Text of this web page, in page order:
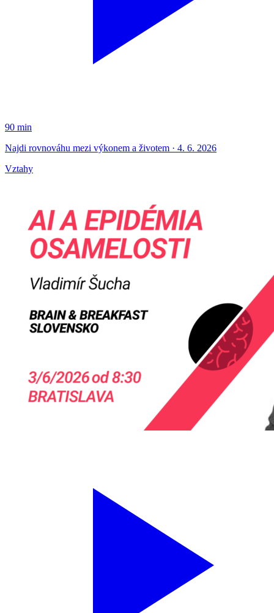
90 min
Najdi rovnováhu mezi výkonem a životem · 4. 6. 2026
Vztahy